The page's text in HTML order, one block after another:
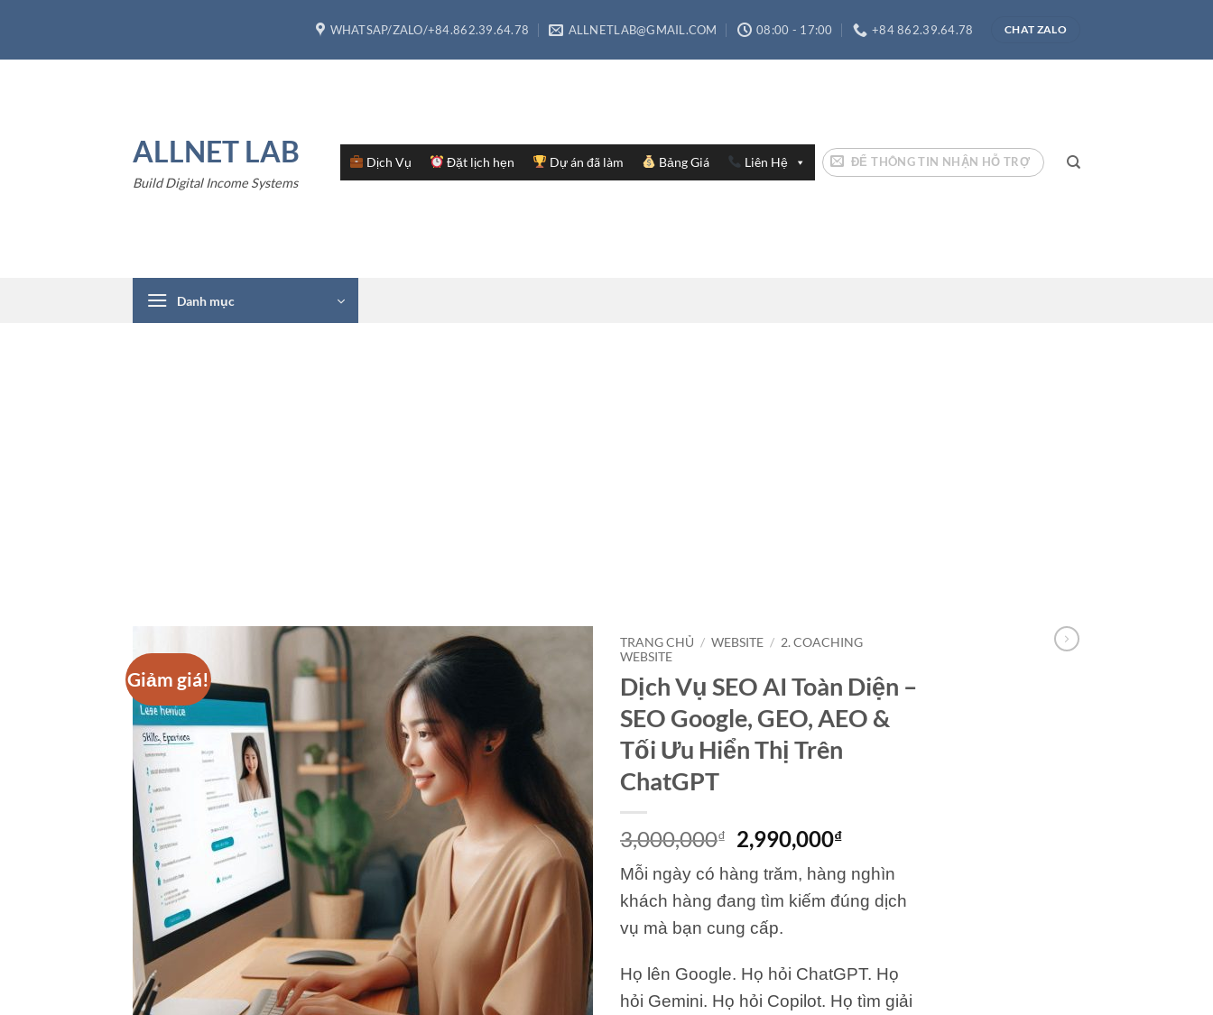
nội
WHATSAP/ZALO/+84.862.39.64.78 ALLNETLAB@GMAIL.COM 08:00 - 17:00 +84 862.39.64.78 CHAT ZALO
ALLNET LAB
Build Digital Income Systems
Dịch Vụ Đặt lịch hẹn Dự án đã làm Bảng Giá Liên Hệ ĐỂ THÔNG TIN NHẬN HỖ TRỢ
Danh mục
Giảm giá!
TRANG CHỦ / WEBSITE / 2. COACHING
WEBSITE
Dịch Vụ SEO AI Toàn Diện –
SEO Google, GEO, AEO &
Tối Ưu Hiển Thị Trên
ChatGPT
3,000,000₫
Giá
gốc
là:
3,000,000₫.
2,990,000₫Giá
tại
là:
Mỗi ngày có hàng trăm, hàng nghìn
khách hàng đang tìm kiếm đúng dịch
vụ mà bạn cung cấp.
Họ lên Google. Họ hỏi ChatGPT. Họ
hỏi Gemini. Họ hỏi Copilot. Họ tìm giải